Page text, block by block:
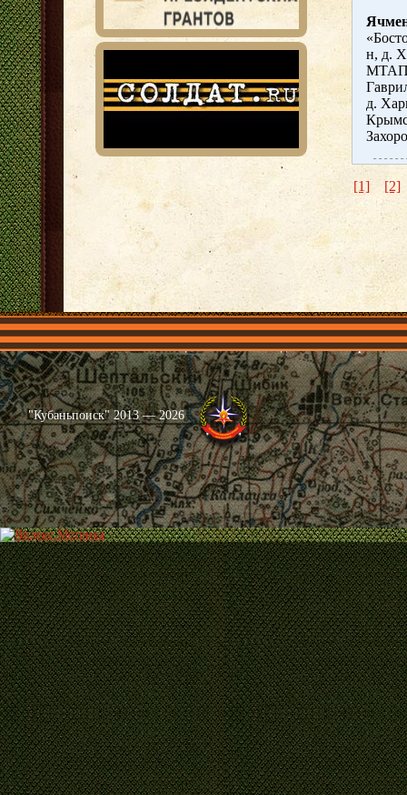
н, д.
МТАП
д.
[1] [2]
Главная Имена Общественные объединения Проекты
"Кубаньпоиск" 2013 — 2026